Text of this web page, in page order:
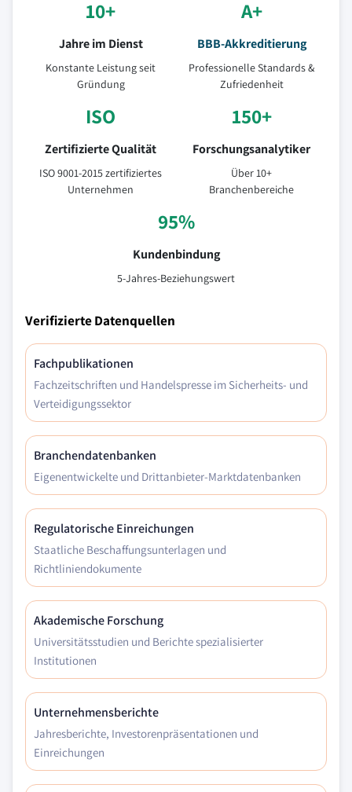
10+
Jahre im Dienst
Konstante Leistung seit
Gründung
A+
BBB-Akkreditierung
Professionelle Standards &
Zufriedenheit
ISO
Zertifizierte Qualität
ISO 9001-2015 zertifiziertes
Unternehmen
150+
Forschungsanalytiker
Über 10+
Branchenbereiche
95%
Kundenbindung
5-Jahres-Beziehungswert
Verifizierte Datenquellen
Fachpublikationen
Fachzeitschriften und Handelspresse im Sicherheits- und
Verteidigungssektor
Branchendatenbanken
Eigenentwickelte und Drittanbieter-Marktdatenbanken
Regulatorische Einreichungen
Staatliche Beschaffungsunterlagen und
Richtliniendokumente
Akademische Forschung
Universitätsstudien und Berichte spezialisierter
Institutionen
Unternehmensberichte
Jahresberichte, Investorenpräsentationen und
Einreichungen